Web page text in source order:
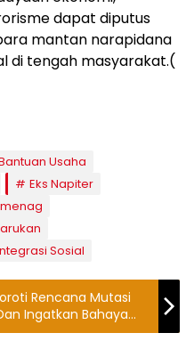
dapat diputus
mantan narapidana
di tengah masyarakat.(
Usaha
Eks Napiter
Sosial
Rencana Mutasi
Ingatkan Bahaya